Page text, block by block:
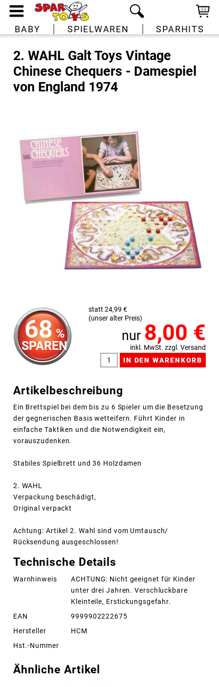
BABY SPIELWAREN SPARHITS
2. WAHL Galt Toys Vintage
Chinese Chequers - Damespiel
von England 1974
68 %
SPAREN
statt 24,99 €
(unser alter Preis)
nur 8,00 €
inkl. MwSt. zzgl. Versand
Artikelbeschreibung
Ein Brettspiel bei dem bis zu 6 Spieler um die Besetzung
der gegnerischen Basis wetteifern. Führt Kinder in
einfache Taktiken und die Notwendigkeit ein,
vorauszudenken.
Stabiles Spielbrett und 36 Holzdamen
2. WAHL
Verpackung beschädigt,
Original verpackt
Achtung: Artikel 2. Wahl sind vom Umtausch/
Rücksendung ausgeschlossen!
Technische Details
Warnhinweis
ACHTUNG: Nicht geeignet für Kinder
unter drei Jahren. Verschluckbare
Kleinteile, Erstickungsgefahr.
EAN
9999902222675
Hersteller
HCM
Hst.-Nummer
Ähnliche Artikel